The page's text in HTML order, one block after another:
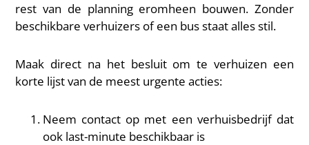
rest van de planning eromheen bouwen. Zonder
beschikbare verhuizers of een bus staat alles stil.
Maak direct na het besluit om te verhuizen een
korte lijst van de meest urgente acties:
Neem contact op met een verhuisbedrijf dat
ook last-minute beschikbaar is